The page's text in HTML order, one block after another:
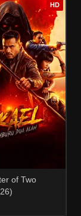
HD
of Two